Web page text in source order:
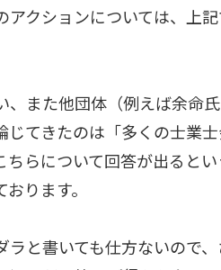
アクションについては、上
、また他団体（例えば余命
じてきたのは「多くの士業
ちらについて回答が出ると
ります。
ラと書いても仕方ないので、